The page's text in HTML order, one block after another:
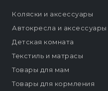
Коляски и аксессуары
Автокресла и аксессуары
Детская комната
Текстиль и матрасы
Товары для мам
Товары для кормления